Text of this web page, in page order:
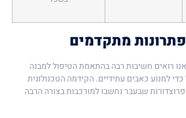
מתקדמים
חשיבות רבה בהתאמת הטיפול למבנה
למנוע כאבים עתידיים. הקידמה הטכנולוגית
שבעבר נחשבו למורכבות בצורה הרבה